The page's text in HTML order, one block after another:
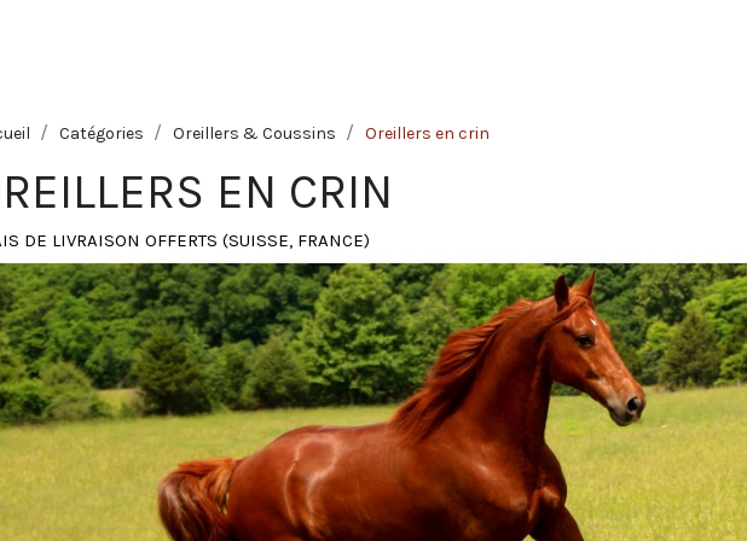
Catégories Oreillers & Coussins Oreillers en crin
EN CRIN
DE LIVRAISON OFFERTS (SUISSE, FRANCE)